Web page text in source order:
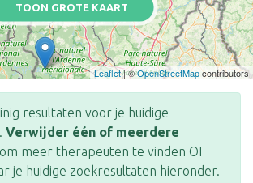
TOON GROTE KAART
Leaflet| ©OpenStreetMapcontributors
resultaten voor je huidige
Verwijder één of meerdere
om meer therapeuten te vinden OF
je huidige zoekresultaten hieronder.